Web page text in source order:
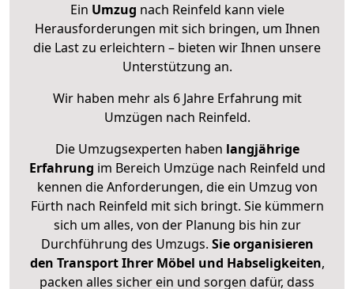
Ein Umzug nach Reinfeld kann viele
Herausforderungen mit sich bringen, um Ihnen
die Last zu erleichtern – bieten wir Ihnen unsere
Unterstützung an.
Wir haben mehr als 6 Jahre Erfahrung mit
Umzügen nach Reinfeld.
Die Umzugsexperten haben langjährige
Erfahrung im Bereich Umzüge nach Reinfeld und
kennen die Anforderungen, die ein Umzug von
Fürth nach Reinfeld mit sich bringt. Sie kümmern
sich um alles, von der Planung bis hin zur
Durchführung des Umzugs. Sie organisieren
den Transport Ihrer Möbel und Habseligkeiten,
packen alles sicher ein und sorgen dafür, dass